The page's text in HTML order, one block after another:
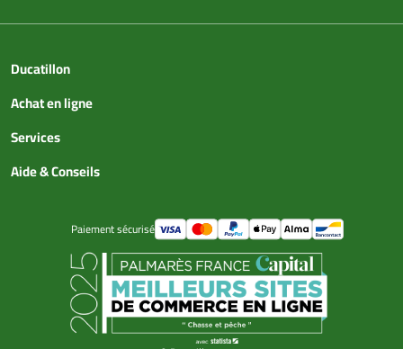
Ducatillon
Achat en ligne
Services
Aide & Conseils
Paiement sécurisé